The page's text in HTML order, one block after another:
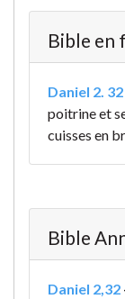
Bible en
Daniel 2. 32
poitrine et
cuisses en
Bible
Daniel 2,32